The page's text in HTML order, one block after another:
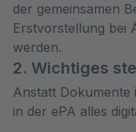
der gemeinsamen
Erstvorstellung bei
werden.
2. Wichtiges
Anstatt
in der ePA alles